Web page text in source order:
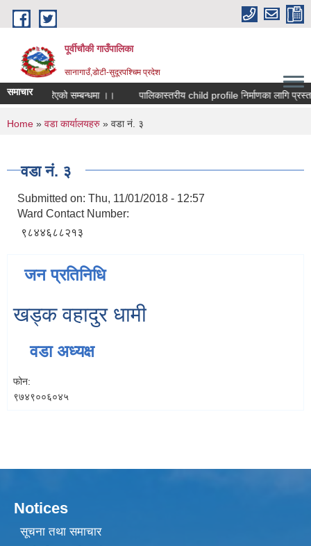
Skip to main content
पूर्वीचौकी गाउँपालिका
सानागाउँ,डोटी-सुदूरपश्चिम प्रदेश
समाचारगरिएको सम्बन्धमा ।।
You are here
Home » वडा कार्यालयहरु » वडा नं. ३
वडा नं. ३
Submitted on: Thu, 11/01/2018 - 12:57
Ward Contact Number:
९८४४६८८२१३
जन प्रतिनिधि
खड्क वहादुर धामी
वडा अध्यक्ष
फोन:
९७४९००६०४५
Notices
सूचना तथा समाचार